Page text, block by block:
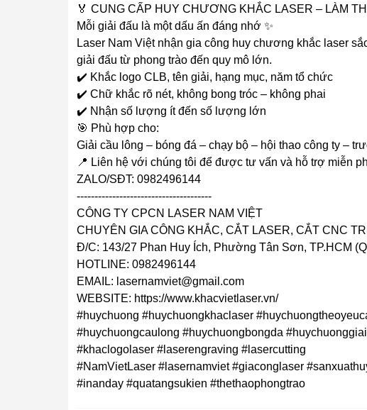
🏅 CUNG CẤP HUY CHƯƠNG KHẮC LASER – LÀM
Mỗi giải đấu là một dấu ấn đáng nhớ ✨
Laser Nam Việt nhận gia công huy chương khắc laser
giải đấu từ phong trào đến quy mô lớn.
✔️ Khắc logo CLB, tên giải, hạng mục, năm tổ chức
✔️ Chữ khắc rõ nét, không bong tróc – không phai
✔️ Nhận số lượng ít đến số lượng lớn
🎯 Phù hợp cho:
Giải cầu lông – bóng đá – chạy bộ – hội thao công ty –
📍 Liên hệ với chúng tôi để được tư vấn và hỗ trợ miễn
ZALO/SĐT: 0982496144
--------------------------------------
CÔNG TY CPCN LASER NAM VIỆT
CHUYÊN GIA CÔNG KHẮC, CẮT LASER, CẮT CNC
Đ/C: 143/27 Phan Huy Ích, Phường Tân Sơn, TP.HCM
HOTLINE: 0982496144
EMAIL: lasernamviet@gmail.com
WEBSITE: https://www.khacvietlaser.vn/
#huychuong #huychuongkhaclaser
#huychuongcaulong #huychuongbongda
#khaclogolaser #laserengraving #lasercutting
#NamVietLaser #lasernamviet #giaconglaser
#inanday #quatangsukien #thethaophongtrao